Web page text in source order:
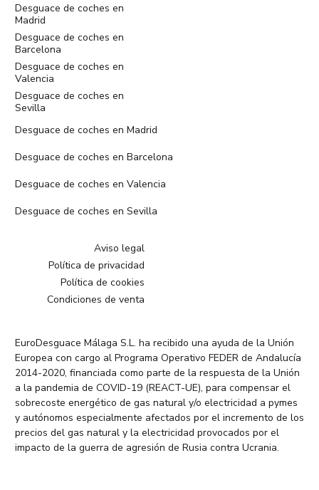
Desguace de coches en
Madrid
Desguace de coches en
Barcelona
Desguace de coches en
Valencia
Desguace de coches en
Sevilla
Desguace de coches en Madrid
Desguace de coches en Barcelona
Desguace de coches en Valencia
Desguace de coches en Sevilla
Aviso legal
Política de privacidad
Política de cookies
Condiciones de venta
EuroDesguace Málaga S.L. ha recibido una ayuda de la Unión
Europea con cargo al Programa Operativo FEDER de Andalucía
2014-2020, financiada como parte de la respuesta de la Unión
a la pandemia de COVID-19 (REACT-UE), para compensar el
sobrecoste energético de gas natural y/o electricidad a pymes
y autónomos especialmente afectados por el incremento de los
precios del gas natural y la electricidad provocados por el
impacto de la guerra de agresión de Rusia contra Ucrania.